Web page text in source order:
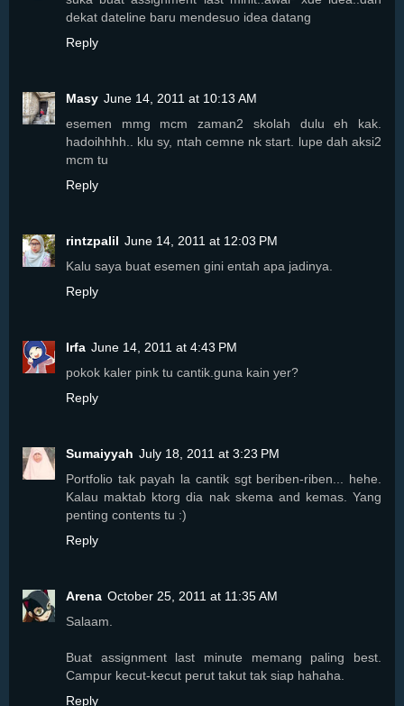
dekat dateline baru mendesuo idea datang
Reply
Masy June 14, 2011 at 10:13 AM
esemen mmg mcm zaman2 skolah dulu eh kak.
hadoihhhh.. klu sy, ntah cemne nk start. lupe dah aksi2
mcm tu
Reply
rintzpalil June 14, 2011 at 12:03 PM
Kalu saya buat esemen gini entah apa jadinya.
Reply
Irfa June 14, 2011 at 4:43 PM
pokok kaler pink tu cantik.guna kain yer?
Reply
Sumaiyyah July 18, 2011 at 3:23 PM
Portfolio tak payah la cantik sgt beriben-riben... hehe.
Kalau maktab ktorg dia nak skema and kemas. Yang
penting contents tu :)
Reply
Arena October 25, 2011 at 11:35 AM
Salaam.
Buat assignment last minute memang paling best.
Campur kecut-kecut perut takut tak siap hahaha.
Reply